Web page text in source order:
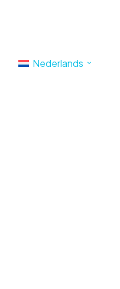
Nederlands